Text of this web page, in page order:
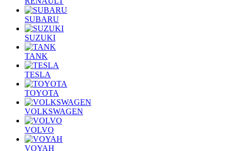
SUBARU
SUZUKI
TANK
TESLA
TOYOTA
VOLKSWAGEN
VOLVO
VOYAH